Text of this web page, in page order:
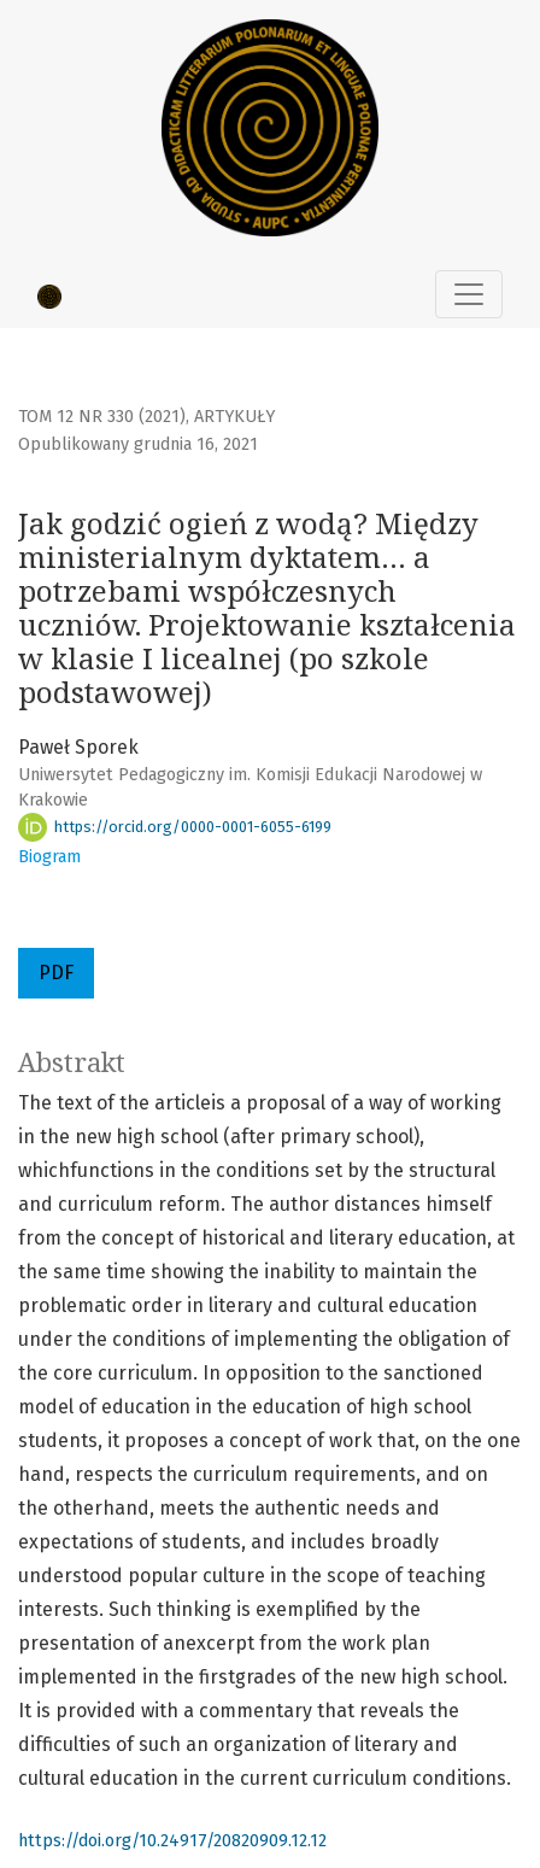
TOM 12 NR 330 (2021), ARTYKUŁY
Jak godzić ogień z wodą? Między
ministerialnym dyktatem… a
potrzebami współczesnych
uczniów. Projektowanie kształcenia
w klasie I licealnej (po szkole
podstawowej)
Opublikowany grudnia 16, 2021
Paweł Sporek
Uniwersytet Pedagogiczny im. Komisji Edukacji Narodowej w
Krakowie
https://orcid.org/0000-0001-6055-6199
Biogram
PDF
Abstrakt
The text of the articleis a proposal of a way of working
in the new high school (after primary school),
whichfunctions in the conditions set by the structural
and curriculum reform. The author distances himself
from the concept of historical and literary education, at
the same time showing the inability to maintain the
problematic order in literary and cultural education
under the conditions of implementing the obligation of
the core curriculum. In opposition to the sanctioned
model of education in the education of high school
students, it proposes a concept of work that, on the one
hand, respects the curriculum requirements, and on
the otherhand, meets the authentic needs and
expectations of students, and includes broadly
understood popular culture in the scope of teaching
interests. Such thinking is exemplified by the
presentation of anexcerpt from the work plan
implemented in the firstgrades of the new high school.
It is provided with a commentary that reveals the
difficulties of such an organization of literary and
cultural education in the current curriculum conditions.
https://doi.org/10.24917/20820909.12.12